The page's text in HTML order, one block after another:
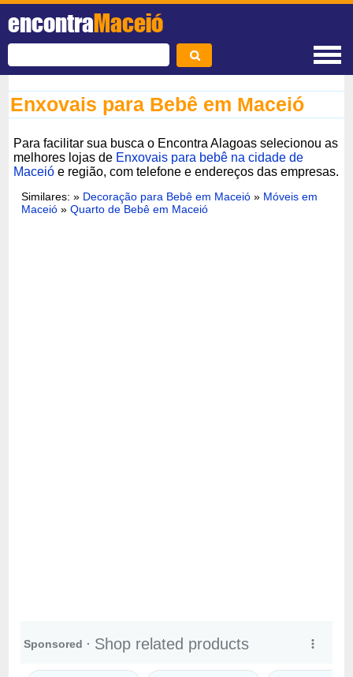
encontraMaceió
Enxovais para Bebê em Maceió
Para facilitar sua busca o Encontra Alagoas selecionou as
melhores lojas de Enxovais para bebê na cidade de
Maceió e região, com telefone e endereços das empresas.
Similares: » Decoração para Bebê em Maceió » Móveis em
Maceió »Quarto de Bebê em Maceió